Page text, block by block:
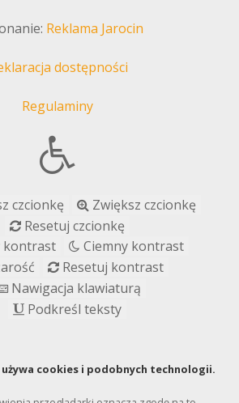
Reklama Jarocin
dostępności
Regulaminy
czcionkę
Zwiększ czcionkę
Resetuj czcionkę
kontrast
Ciemny kontrast
Resetuj kontrast
Nawigacja klawiaturą
Podkreśl teksty
używa cookies i podobnych technologii.